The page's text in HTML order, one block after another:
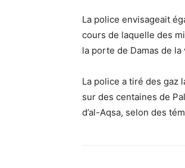
La police envisageait
cours de laquelle des
la porte de Damas de
La police a tiré des gaz
sur des centaines de
d’al-Aqsa, selon des